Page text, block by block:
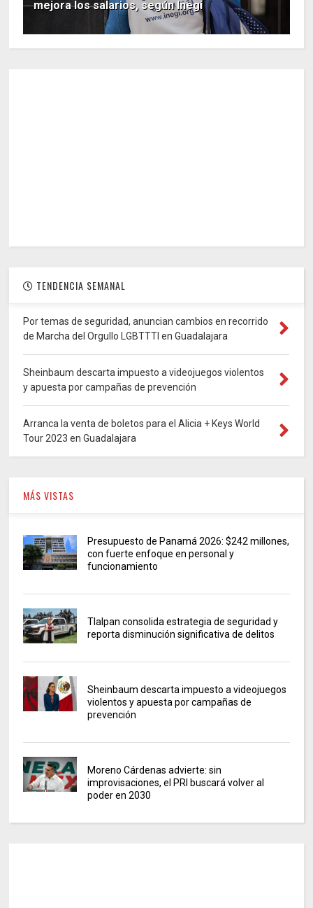
mejora los salarios, según Inegi
TENDENCIA SEMANAL
Por temas de seguridad, anuncian cambios en recorrido
de Marcha del Orgullo LGBTTTI en Guadalajara
Sheinbaum descarta impuesto a videojuegos violentos
y apuesta por campañas de prevención
Arranca la venta de boletos para el Alicia + Keys World
Tour 2023 en Guadalajara
MÁS VISTAS
Presupuesto de Panamá 2026: $242 millones,
con fuerte enfoque en personal y
funcionamiento
Tlalpan consolida estrategia de seguridad y
reporta disminución significativa de delitos
Sheinbaum descarta impuesto a videojuegos
violentos y apuesta por campañas de
prevención
Moreno Cárdenas advierte: sin
improvisaciones, el PRI buscará volver al
poder en 2030